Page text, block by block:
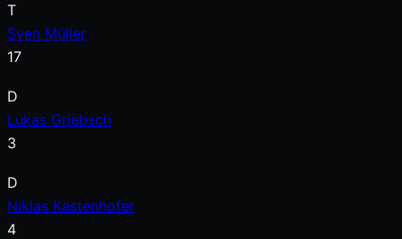
T
Sven Müller
17
D
Lukas Griebsch
3
D
Niklas Kastenhofer
4